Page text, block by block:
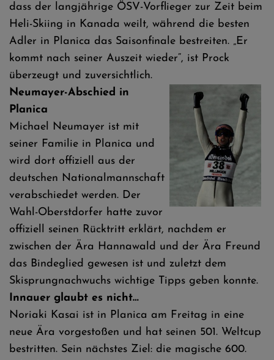
dass der langjährige ÖSV-Vorflieger zur Zeit beim
Heli-Skiing in Kanada weilt, während die besten
Adler in Planica das Saisonfinale bestreiten. „Er
kommt nach seiner Auszeit wieder“, ist Prock
überzeugt und zuversichtlich.
Neumayer-Abschied in
Planica
Michael Neumayer ist mit
seiner Familie in Planica und
wird dort offiziell aus der
deutschen Nationalmannschaft
verabschiedet werden. Der
Wahl-Oberstdorfer hatte zuvor
offiziell seinen Rücktritt erklärt, nachdem er
zwischen der Ära Hannawald und der Ära Freund
das Bindeglied gewesen ist und zuletzt dem
Skisprungnachwuchs wichtige Tipps geben konnte.
Innauer glaubt es nicht…
Noriaki Kasai ist in Planica am Freitag in eine
neue Ära vorgestoßen und hat seinen 501. Weltcup
bestritten. Sein nächstes Ziel: die magische 600.